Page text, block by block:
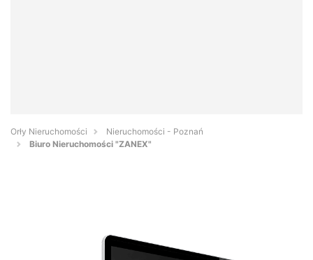
Orły Nieruchomości
Nieruchomości - Poznań
Biuro Nieruchomości "ZANEX"